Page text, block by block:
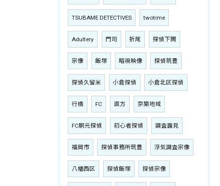
TSUBAME DETECTIVES twotime
Adultery 門司 折尾 探偵下関
宗像 飯塚 暗視映像 探偵筑豊
探偵久留米 小倉探偵 小倉北区探偵
行橋 FC 直方 京築地域
FC胴元探偵 初心者探偵 調査露見
福岡市 探偵事務所筑豊 浮気調査宗像
八幡西区 探偵飯塚 探偵宗像